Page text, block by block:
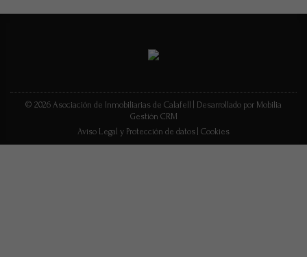
© 2026 Asociación de Inmobiliarias de Calafell |
Desarrollado por Mobilia
Gestión CRM
Aviso Legal y Protección de datos Cookies